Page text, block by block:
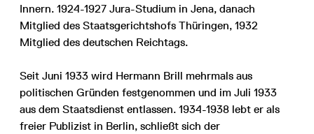
Innern. 1924-1927 Jura-Studium in Jena, danach
Mitglied des Staatsgerichtshofs Thüringen, 1932
Mitglied des deutschen Reichtags.
Seit Juni 1933 wird Hermann Brill mehrmals aus
politischen Gründen festgenommen und im Juli 1933
aus dem Staatsdienst entlassen. 1934-1938 lebt er als
freier Publizist in Berlin, schließt sich der